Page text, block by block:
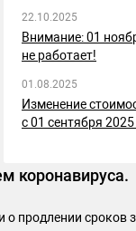
22.10.2025
Внимание: 01
не работает!
01.08.2025
Изменение
с 01 сентября 2025
коронавируса.
о продлении сроков